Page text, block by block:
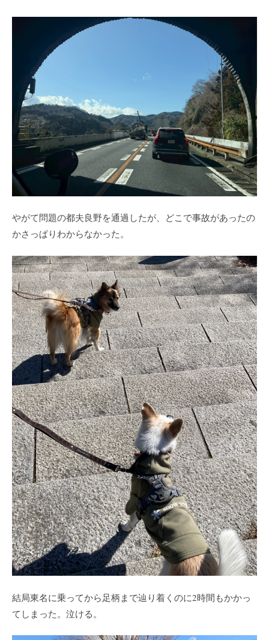
やがて問題の都夫良野を通過したが、どこで事故があったの
かさっぱりわからなかった。
結局東名に乗ってから足柄まで辿り着くのに2時間もかかっ
てしまった。泣ける。